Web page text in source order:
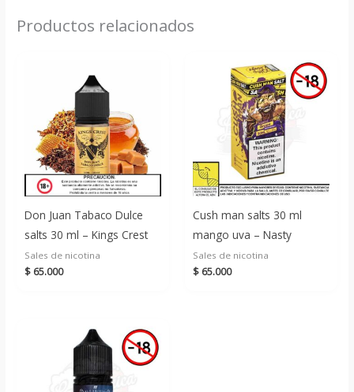
Productos relacionados
Don Juan Tabaco Dulce
salts 30 ml – Kings Crest
Sales de nicotina
$ 65.000
Cush man salts 30 ml
mango uva – Nasty
Sales de nicotina
$ 65.000